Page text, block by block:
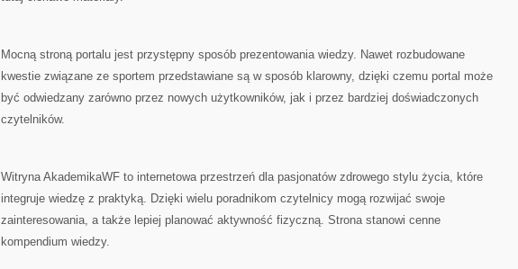
Mocną stroną portalu jest przystępny sposób prezentowania wiedzy. Nawet rozbudowane
kwestie związane ze sportem przedstawiane są w sposób klarowny, dzięki czemu portal może
być odwiedzany zarówno przez nowych użytkowników, jak i przez bardziej doświadczonych
czytelników.
Witryna AkademikaWF to internetowa przestrzeń dla pasjonatów zdrowego stylu życia, które
integruje wiedzę z praktyką. Dzięki wielu poradnikom czytelnicy mogą rozwijać swoje
zainteresowania, a także lepiej planować aktywność fizyczną. Strona stanowi cenne
kompendium wiedzy.